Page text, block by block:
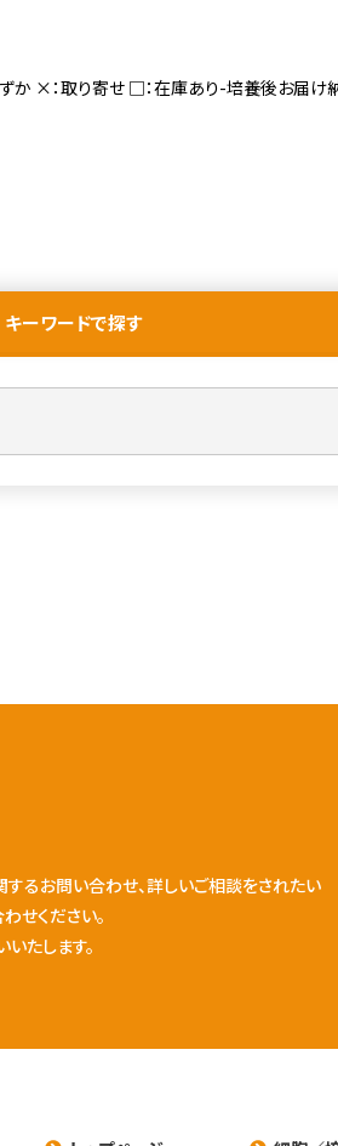
か ×：取り寄せ □：在庫あり-培養後お届け
キーワードで探す
るお問い合わせ、詳しいご相談をされたい
せください。
たします。